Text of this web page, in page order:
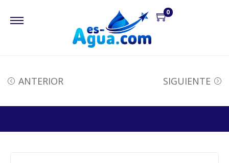
0
ANTERIOR SIGUIENTE